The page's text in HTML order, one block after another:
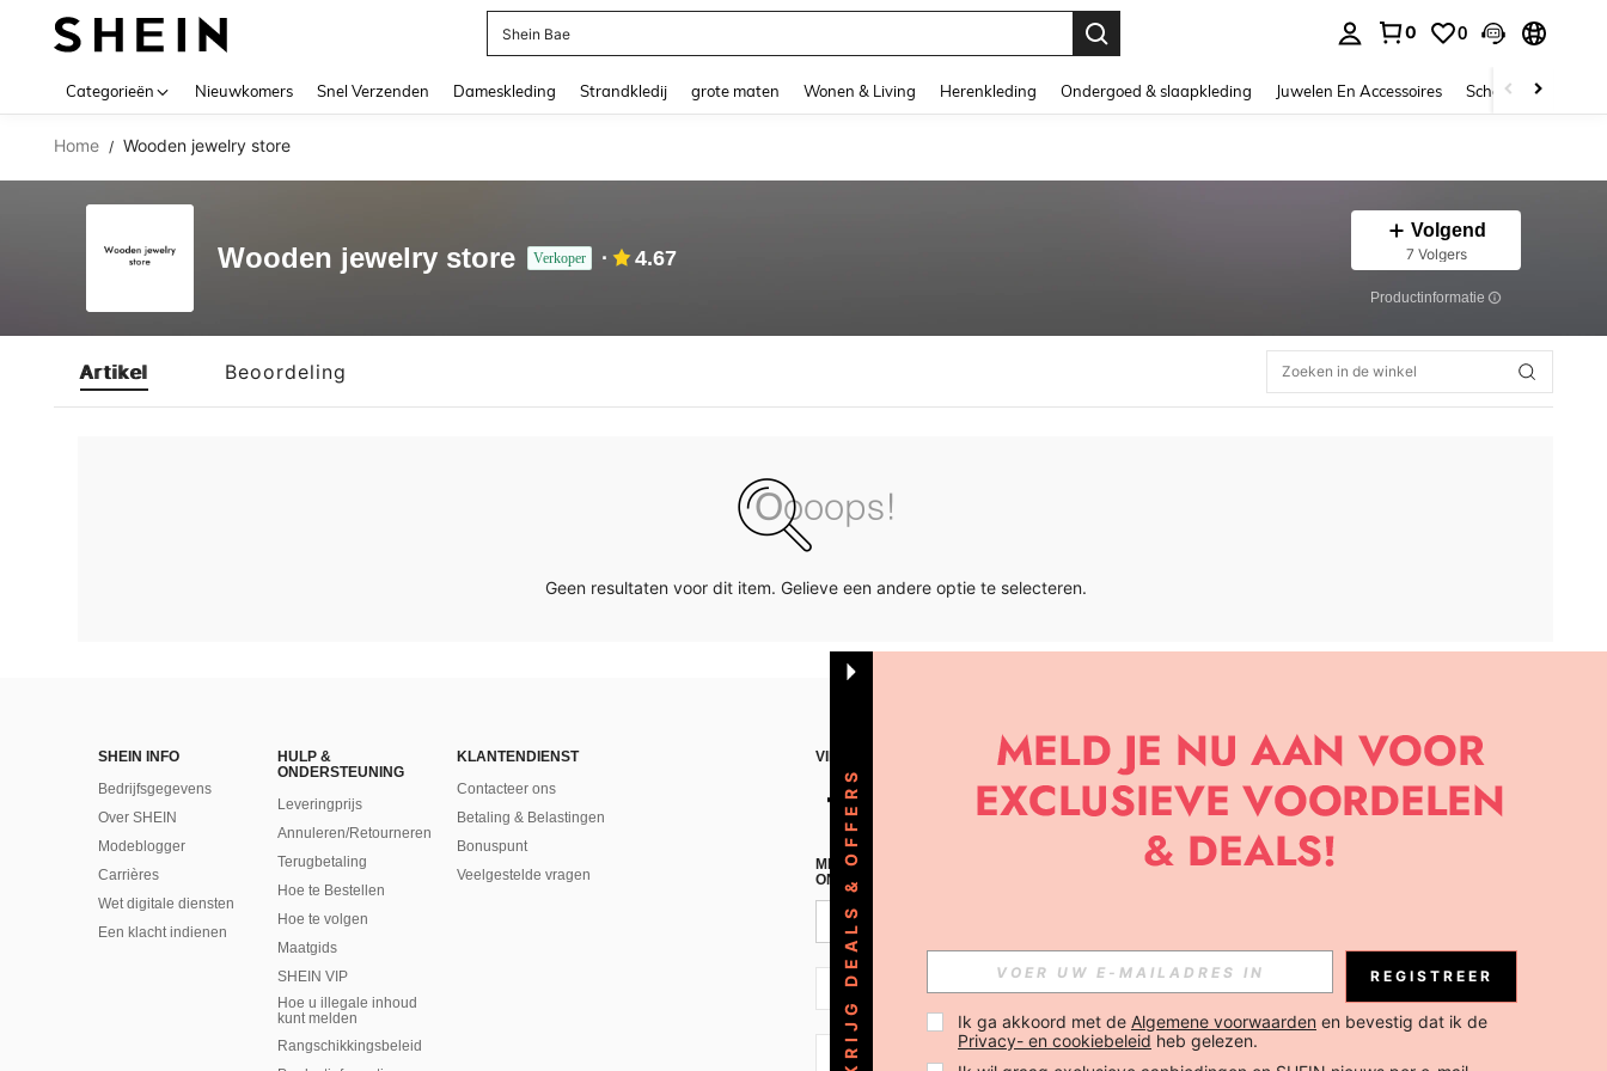
Shein Bae
0 0
Categorieën Nieuwkomers Snel Verzenden Dameskleding Strandkledij grote maten Wonen & Living Herenkleding Ondergoed & slaapkleding Juwelen En Accessoires Schoonheid &
Home / Wooden jewelry store
Wooden jewelry store Verkoper 4.67
Volgend
7 Volgers
Productinformatie
Artikel Beoordeling
Geen resultaten voor dit item. Gelieve een andere optie te selecteren.
SHEIN INFO
Bedrijfsgegevens
Over SHEIN
Modeblogger
Carrières
Wet digitale diensten
Een klacht indienen
HULP &
ONDERSTEUNING
Leveringprijs
Annuleren/Retourneren
Terugbetaling
Hoe te Bestellen
Hoe te volgen
Maatgids
SHEIN VIP
Hoe u illegale inhoud
kunt melden
Rangschikkingsbeleid
KLANTENDIENST
Contacteer ons
Betaling & Belastingen
Bonuspunt
Veelgestelde vragen
VIND ONS
MELD JE A AN VOOR ONZE NIEUWSBRIEF OM DE LAATSTE NIEUWE TRENDS EN KORTINGEN TE
ONTVANGEN!(AFMELDEN IS MOGELIJK ELK MOMENT).
NL + 31
NL + 31
KRIJG DEALS & OFFERS REGISTREER
Ik ga akkoord met de Algemene voorwaarden en bevestig dat ik de
Privacy- en cookiebeleid heb gelezen.